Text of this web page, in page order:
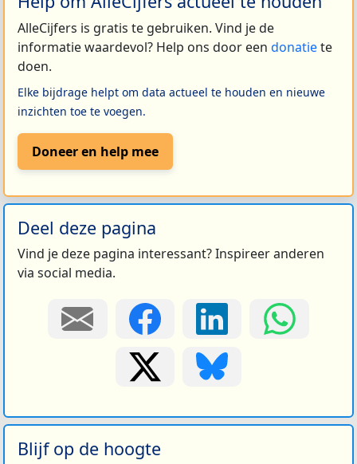
AlleCijfers is gratis te gebruiken. Vind je de
informatie waardevol? Help ons door een donatiete
doen.
Elke bijdrage helpt om data actueel te houden en nieuwe
inzichten toe te voegen.
Doneer en help mee
Deel deze pagina
Vind je deze pagina interessant? Inspireer anderen
via social media.
Blijf op de hoogte